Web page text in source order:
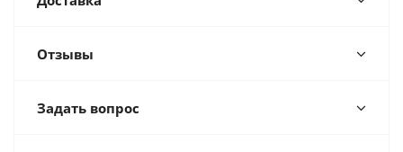
Отзывы
Задать вопрос